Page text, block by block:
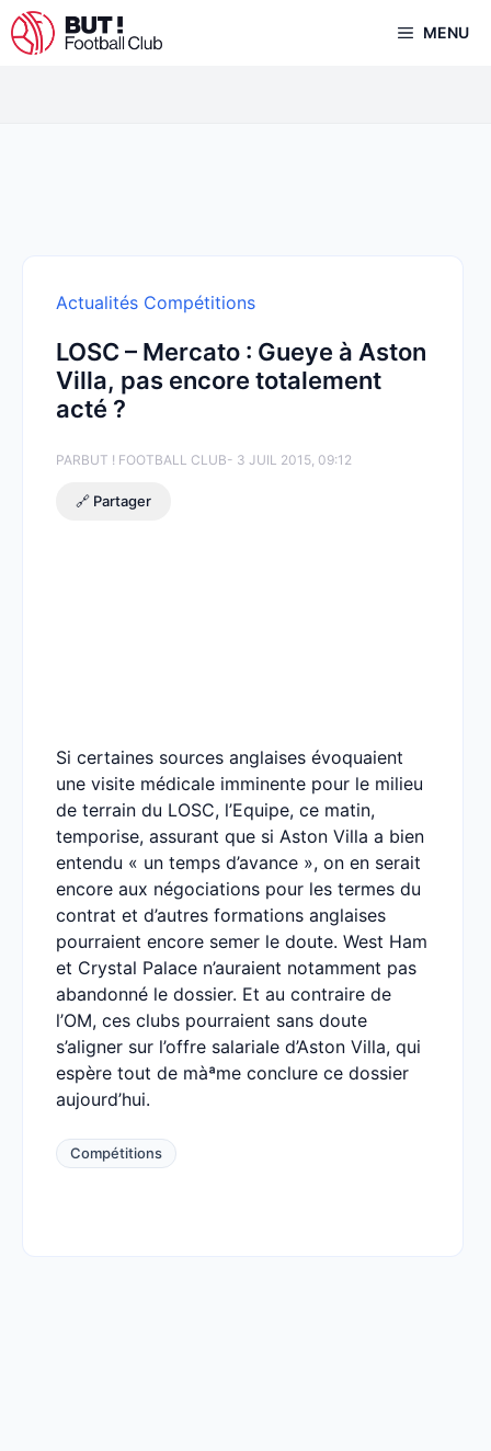
Aller
au
MENU
Actualités Compétitions
LOSC – Mercato : Gueye à Aston
Villa, pas encore totalement
acté ?
PARBUT ! FOOTBALL CLUB- 3 JUIL 2015, 09:12
🔗 Partager
Si certaines sources anglaises évoquaient
une visite médicale imminente pour le milieu
de terrain du LOSC, l’Equipe, ce matin,
temporise, assurant que si Aston Villa a bien
entendu « un temps d’avance », on en serait
encore aux négociations pour les termes du
contrat et d’autres formations anglaises
pourraient encore semer le doute. West Ham
et Crystal Palace n’auraient notamment pas
abandonné le dossier. Et au contraire de
l’OM, ces clubs pourraient sans doute
s’aligner sur l’offre salariale d’Aston Villa, qui
espère tout de màªme conclure ce dossier
aujourd’hui.
Compétitions